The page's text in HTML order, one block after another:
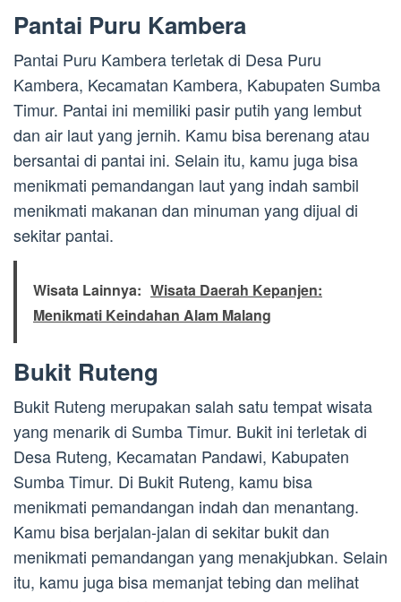
Pantai Puru Kambera
Pantai Puru Kambera terletak di Desa Puru
Kambera, Kecamatan Kambera, Kabupaten Sumba
Timur. Pantai ini memiliki pasir putih yang lembut
dan air laut yang jernih. Kamu bisa berenang atau
bersantai di pantai ini. Selain itu, kamu juga bisa
menikmati pemandangan laut yang indah sambil
menikmati makanan dan minuman yang dijual di
sekitar pantai.
Wisata Lainnya: Wisata Daerah Kepanjen:
Menikmati Keindahan Alam Malang
Bukit Ruteng
Bukit Ruteng merupakan salah satu tempat wisata
yang menarik di Sumba Timur. Bukit ini terletak di
Desa Ruteng, Kecamatan Pandawi, Kabupaten
Sumba Timur. Di Bukit Ruteng, kamu bisa
menikmati pemandangan indah dan menantang.
Kamu bisa berjalan-jalan di sekitar bukit dan
menikmati pemandangan yang menakjubkan. Selain
itu, kamu juga bisa memanjat tebing dan melihat